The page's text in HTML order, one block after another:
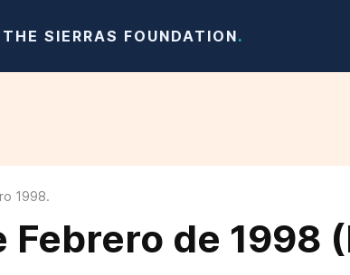
SIERRAS FOUNDATION.
1998.
Febrero de 1998